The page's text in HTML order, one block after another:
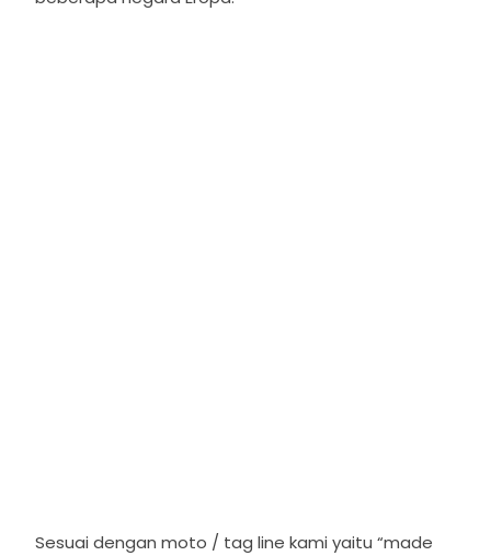
Sesuai dengan moto / tag line kami yaitu “made